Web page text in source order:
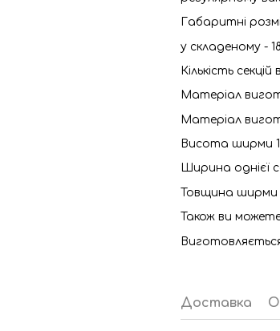
Габаритні
у складеному -
Кількість секцій
Матеріал
Матеріал
Висота ширми
Ширина однієї
Товщина ширми
Також ви
Доставка